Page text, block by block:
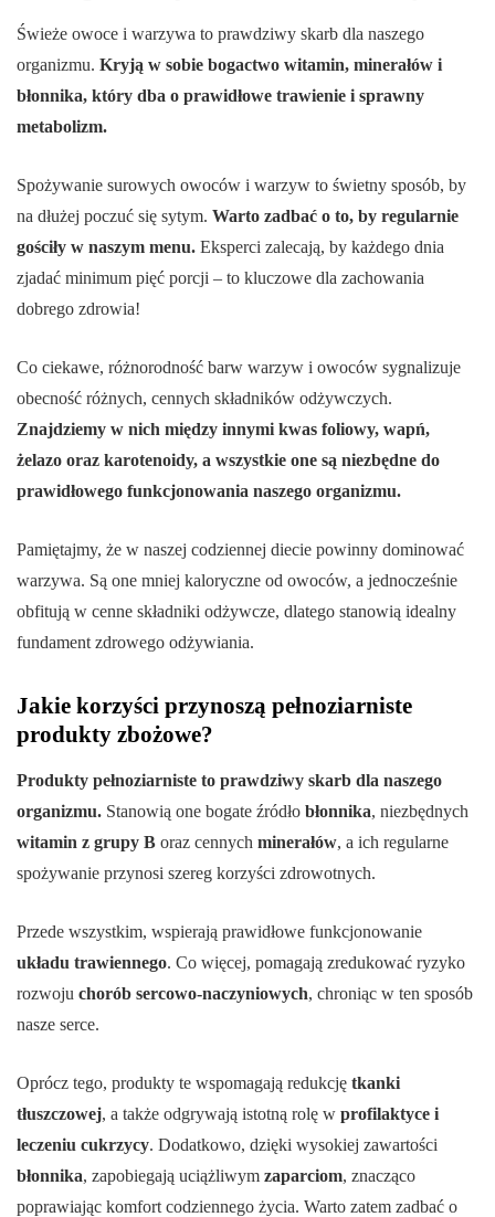
Świeże owoce i warzywa to prawdziwy skarb dla naszego
organizmu. Kryją w sobie bogactwo witamin, minerałów i
błonnika, który dba o prawidłowe trawienie i sprawny
metabolizm.
Spożywanie surowych owoców i warzyw to świetny sposób, by
na dłużej poczuć się sytym. Warto zadbać o to, by regularnie
gościły w naszym menu. Eksperci zalecają, by każdego dnia
zjadać minimum pięć porcji – to kluczowe dla zachowania
dobrego zdrowia!
Co ciekawe, różnorodność barw warzyw i owoców sygnalizuje
obecność różnych, cennych składników odżywczych.
Znajdziemy w nich między innymi kwas foliowy, wapń,
żelazo oraz karotenoidy, a wszystkie one są niezbędne do
prawidłowego funkcjonowania naszego organizmu.
Pamiętajmy, że w naszej codziennej diecie powinny dominować
warzywa. Są one mniej kaloryczne od owoców, a jednocześnie
obfitują w cenne składniki odżywcze, dlatego stanowią idealny
fundament zdrowego odżywiania.
Jakie korzyści przynoszą pełnoziarniste
produkty zbożowe?
Produkty pełnoziarniste to prawdziwy skarb dla naszego
organizmu. Stanowią one bogate źródło błonnika, niezbędnych
witamin z grupy B oraz cennych minerałów, a ich regularne
spożywanie przynosi szereg korzyści zdrowotnych.
Przede wszystkim, wspierają prawidłowe funkcjonowanie
układu trawiennego. Co więcej, pomagają zredukować ryzyko
rozwoju chorób sercowo-naczyniowych, chroniąc w ten sposób
nasze serce.
Oprócz tego, produkty te wspomagają redukcję tkanki
tłuszczowej, a także odgrywają istotną rolę w profilaktyce i
leczeniu cukrzycy. Dodatkowo, dzięki wysokiej zawartości
błonnika, zapobiegają uciążliwym zaparciom, znacząco
poprawiając komfort codziennego życia. Warto zatem zadbać o